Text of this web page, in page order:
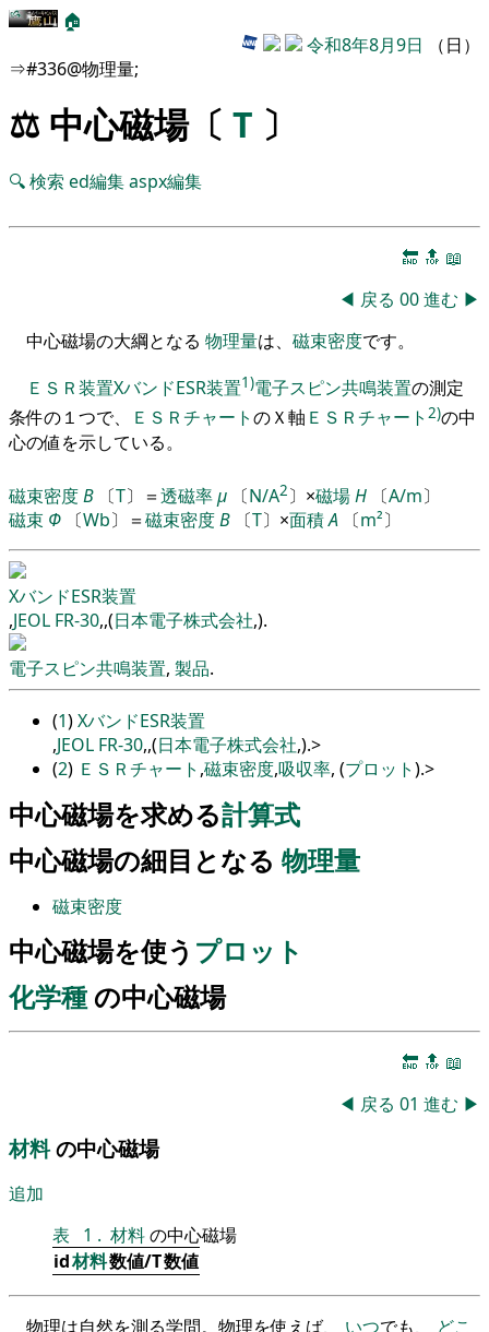
🏠
令和8年8月9日 （日）
⇒#336@物理量;
⚖️ 中心磁場〔 T 〕
🔍検索 ed編集aspx編集
🔚 🔝 📖
◀ 戻る 00進む ▶
中心磁場の大綱となる 物理量は、 磁束密度です。
ＥＳＲ装置XバンドESR装置1)電子スピン共鳴装置の測定
条件の１つで、 ＥＳＲチャートのＸ軸 ＥＳＲチャート 2)の中
心の値を示している。
磁束密度B 〔T〕 ＝透磁率μ 〔N/A2〕 ×磁場H 〔A/m〕
磁束 Φ 〔Wb〕 ＝磁束密度B 〔T〕 ×面積A 〔m²〕
XバンドESR装置
,JEOL FR-30,,(日本電子株式会社,).
電子スピン共鳴装置, 製品.
(1)XバンドESR装置
,JEOL FR-30,,(日本電子株式会社,).>
(2) ＥＳＲチャート ,磁束密度,吸収率, (プロット).>
中心磁場を求める計算式
中心磁場の細目となる 物理量
磁束密度
中心磁場を使う プロット
化学種 の中心磁場
🔚 🔝 📖
◀ 戻る 01 進む ▶
材料の中心磁場
追加
表
1 . 材料の中心磁場
id材料数値/T数値
物理は自然を測る学問。物理を使えば、 いつでも、 どこ